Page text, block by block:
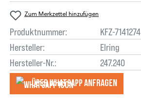
Zum Merkzettel hinzufügen
Produktnummer:
KFZ-7141274
Hersteller:
Elring
Hersteller-Nr.:
247.240
Über WhatsApp anfragеn